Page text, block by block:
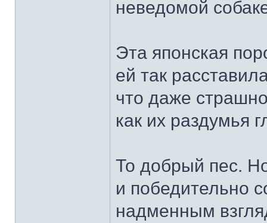
неведомой
Эта японская
ей так
что даже
как их раздумья
То добрый пес.
и победительно
надменным